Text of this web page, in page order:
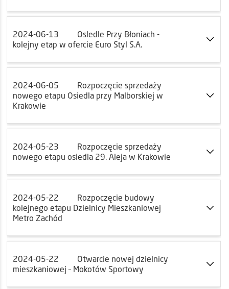
2024-06-13
Osledle Przy Błoniach -
kolejny etap w ofercie Euro Styl S.A.
2024-06-05
Rozpoczęcie sprzedaży
nowego etapu Osiedla przy Malborskiej w
Krakowie
2024-05-23
Rozpoczęcie sprzedaży
nowego etapu osiedla 29. Aleja w Krakowie
2024-05-22
Rozpoczęcie budowy
kolejnego etapu Dzielnicy Mieszkaniowej
Metro Zachód
2024-05-22
Otwarcie nowej dzielnicy
mieszkaniowej – Mokotów Sportowy